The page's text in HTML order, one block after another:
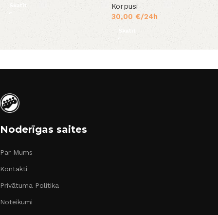
Skatīt
Korpusi
30,00 €/24h
Noderīgas saites
Par Mums
Kontakti
Privātuma Politika
Noteikumi